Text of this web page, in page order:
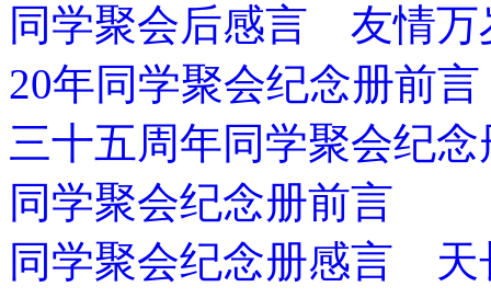
同学聚会后感言 友情万
20年同学聚会纪念册前
三十五周年同学聚会纪
同学聚会纪念册前言
同学聚会纪念册感言 天